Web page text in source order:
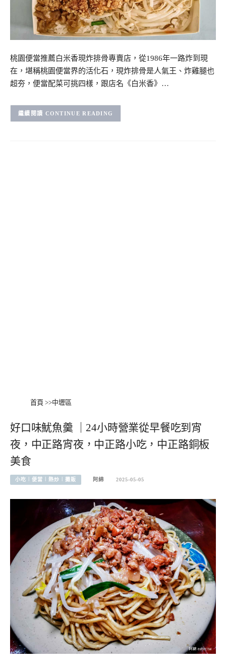
桃園便當推薦白米香現炸排骨專賣店，從1986年一路炸到現
在，堪稱桃園便當界的活化石，現炸排骨是人氣王、炸雞腿也
超夯，便當配菜可挑四樣，跟店名《白米香》…
CONTINUE READING
首頁 >>中壢區
好口味魷魚羹 ｜24小時營業從早餐吃到宵
夜，中正路宵夜，中正路小吃，中正路銅板
美食
小吃︱便當︱熱炒︱攤販 阿綿 2025-05-05